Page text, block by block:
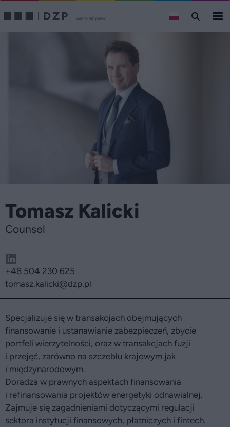
Tomasz Kalicki
Counsel
+48 504 230 625
tomasz.kalicki@dzp.pl
Specjalizuje się w transakcjach obejmujących
finansowanie i ustanawianie zabezpieczeń, zbycie
portfeli wierzytelności, oraz w transakcjach fuzji
i przejęć, zarówno na szczeblu krajowym jak
i międzynarodowym.
Doradza w prawnych aspektach finansowania
i refinansowania projektów energetyki odnawialnej.
Zajmuje się zagadnieniami dotyczącymi regulacji
sektora instytucji finansowych, płatniczych i fintech.